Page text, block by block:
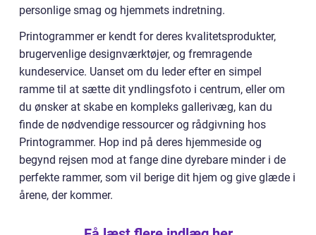
personlige smag og hjemmets indretning.
Printogrammer er kendt for deres kvalitetsprodukter,
brugervenlige designværktøjer, og fremragende
kundeservice. Uanset om du leder efter en simpel
ramme til at sætte dit yndlingsfoto i centrum, eller om
du ønsker at skabe en kompleks gallerivæg, kan du
finde de nødvendige ressourcer og rådgivning hos
Printogrammer. Hop ind på deres hjemmeside og
begynd rejsen mod at fange dine dyrebare minder i de
perfekte rammer, som vil berige dit hjem og give glæde i
årene, der kommer.